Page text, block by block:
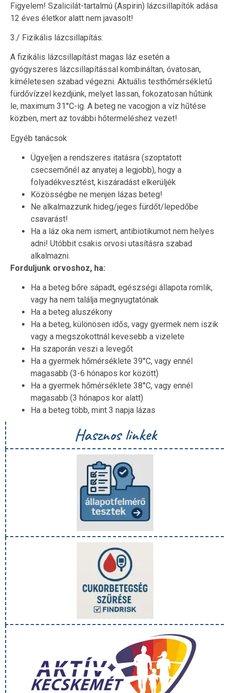
Figyelem! Szalicilát-tartalmú (Aspirin) lázcsillapítók adása
12 éves életkor alatt nem javasolt!
3./ Fizikális lázcsillapítás:
A fizikális lázcsillapítást magas láz esetén a
gyógyszeres lázcsillapítással kombináltan, óvatosan,
kíméletesen szabad végezni. Aktuális testhőmérsékletű
fürdővízzel kezdjünk, melyet lassan, fokozatosan hűtünk
le, maximum 31°C-ig. A beteg ne vacogjon a víz hűtése
közben, mert az további hőtermeléshez vezet!
Egyéb tanácsok
Ügyeljen a rendszeres itatásra (szoptatott
csecsemőnél az anyatej a legjobb), hogy a
folyadékvesztést, kiszáradást elkerüljék
Közösségbe ne menjen lázas beteg!
Ne alkalmazzunk hideg/jeges fürdőt/lepedőbe
csavarást!
Ha a láz oka nem ismert, antibiotikumot nem helyes
adni! Utóbbit csakis orvosi utasításra szabad
alkalmazni.
Forduljunk orvoshoz, ha:
Ha a beteg bőre sápadt, egészségi állapota romlik,
vagy ha nem találja megnyugtatónak
Ha a beteg aluszékony
Ha a beteg, különösen idős, vagy gyermek nem iszik
vagy a megszokottnál kevesebb a vizelete
Ha szaporán veszi a levegőt
Ha a gyermek hőmérséklete 39°C, vagy ennél
magasabb (3-6 hónapos kor között)
Ha a gyermek hőmérséklete 38°C, vagy ennél
magasabb (3 hónapos kor alatt)
Ha a beteg több, mint 3 napja lázas
Hasznos linkek